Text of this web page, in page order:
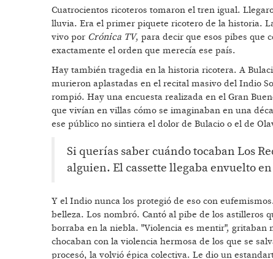
Cuatrocientos ricoteros tomaron el tren igual.
lluvia. Era el primer piquete ricotero de la historia.
vivo por Crónica TV, para decir que esos pibes que
exactamente el orden que merecía ese país.
Hay también tragedia en la historia ricotera. A
murieron aplastadas en el recital masivo del Indio
rompió. Hay una encuesta realizada en el Gran
que vivían en villas cómo se imaginaban en una
ese público no sintiera el dolor de Bulacio o el de
Si querías saber cuándo tocaban Los
alguien. El cassette llegaba envuelto
Y el Indio nunca los protegió de eso con
belleza. Los nombró. Cantó al pibe de los astilleros
borraba en la niebla. "Violencia es mentir", gritaban
chocaban con la violencia hermosa de los que se
procesó, la volvió épica colectiva. Le dio un